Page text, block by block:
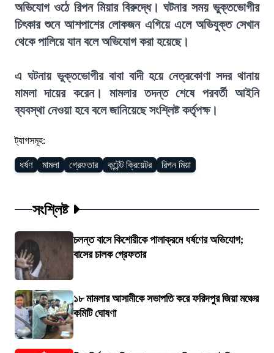
অভিযোগ ওঠে রিপন মিয়ার বিরুদ্ধে। ঘটনার সময় ভুক্তভোগীর
চিৎকার শুনে আশপাশের লোকজন এগিয়ে এলে অভিযুক্ত সেখান
থেকে পালিয়ে যান বলে অভিযোগ করা হয়েছে।
এ ঘটনায় ভুক্তভোগীর বাবা বাদী হয়ে নেত্রকোণা সদর থানায়
মামলা দায়ের করেন। মামলার তদন্ত শেষে পরবর্তী আইনি
ব্যবস্থা নেওয়া হবে বলে জানিয়েছে সংশ্লিষ্ট কর্তৃপক্ষ।
ট্যাগসমূহ:
ধর্ষণ মামলা গ্রেফতার কন্টেন্ট ক্রিয়েটর রিপন মিয়া
সংশ্লিষ্ট
চলন্ত বাসে কিশোরীকে পালাক্রমে ধর্ষণের অভিযোগ;
বাসের চালক গ্রেফতার
১৮ মামলার আসামীকে সভাপতি করে ফরিদপুর জিয়া মঞ্চের
কমিটি ঘোষণা